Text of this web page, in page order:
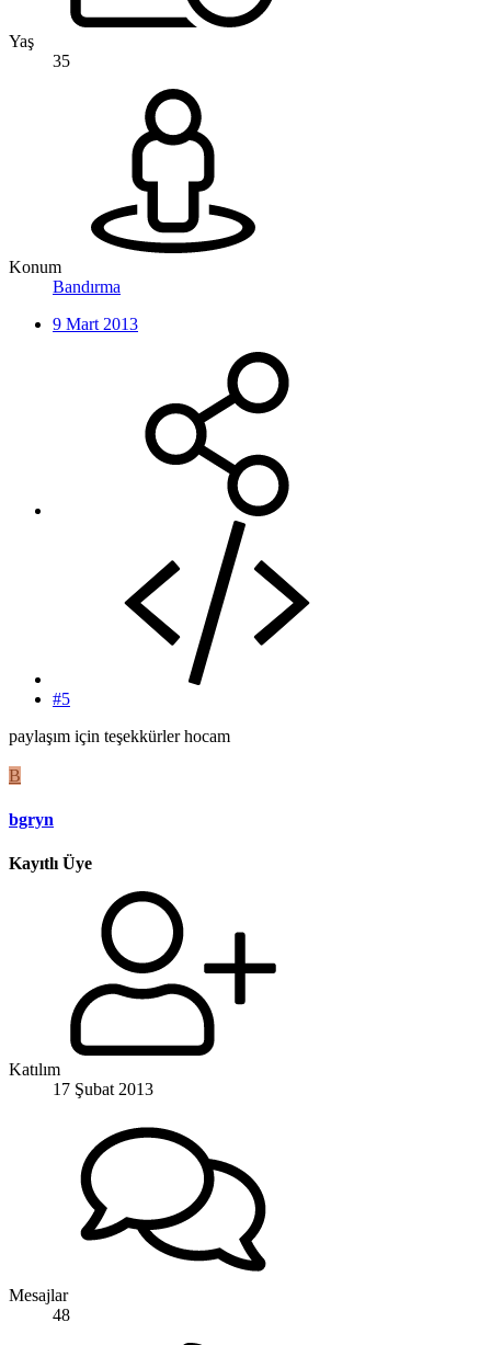
Yaş
35
Konum
Bandırma
9 Mart 2013
#5
paylaşım için teşekkürler hocam
B
bgryn
Kayıtlı Üye
Katılım
17 Şubat 2013
Mesajlar
48